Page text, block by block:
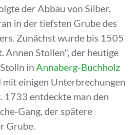
der Abbau von Silber,
in der tiefsten Grube des
Zunächst wurde bis 1505
Annen Stollen", der heutige
in Annaberg-Buchholz
einigen Unterbrechungen
1733 entdeckte man den
Gang, der spätere
Grube.